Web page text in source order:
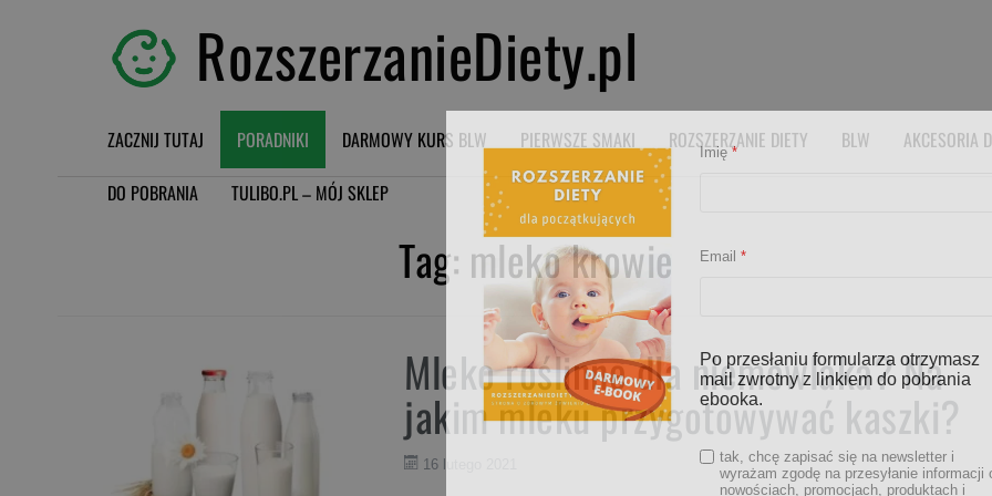
RozszerzanieDiety.pl
ZACZNIJ TUTAJ PORADNIKI DARMOWY KURS BLW PIERWSZE SMAKI ROZSZERZANIE DIETY BLW
AKCESORIA
DO POBRANIA
TULIBO.PL – MÓJ SKLEP
Tag: mleko krowie
Mleko roślinne dla niemowlaka? Na
jakim mleku przygotowywać kaszki?
16 lutego 2021
Imię*
Email *
Po przesłaniu formularza otrzymasz
mail zwrotny z linkiem do pobrania
ebooka.
tak, chcę zapisać się na newsletter i
wyrażam zgodę na przesyłanie informacji
nowościach, promocjach, produktach i